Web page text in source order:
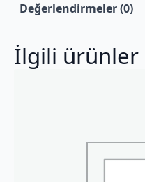
Değerlendirmeler (0)
İlgili ürünler